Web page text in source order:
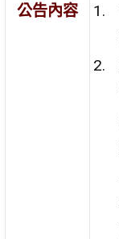
公告內容